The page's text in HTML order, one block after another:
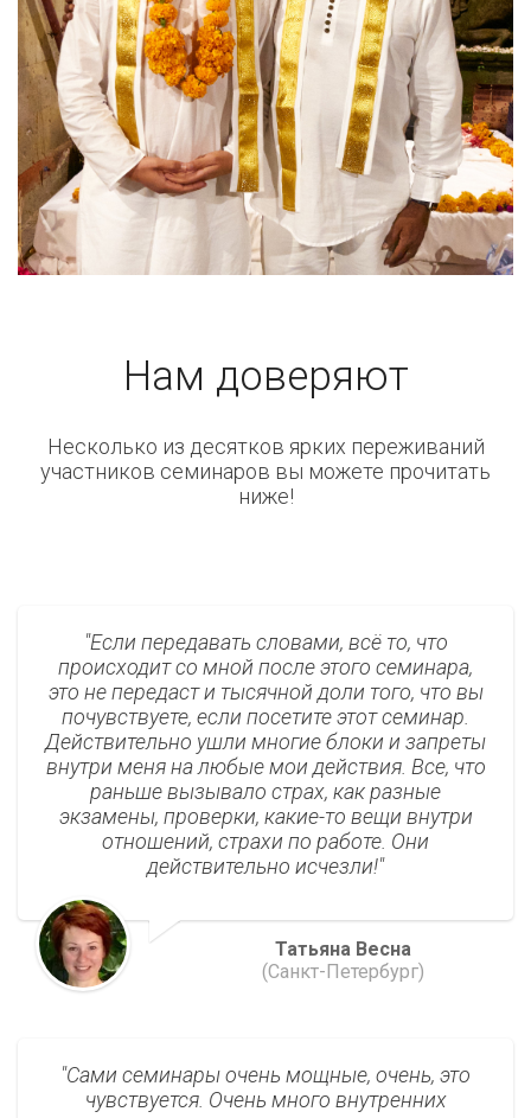
Нам доверяют
Несколько из десятков ярких переживаний
участников семинаров вы можете прочитать
ниже!
Если передавать словами, всё то, что
происходит со мной после этого семинара,
это не передаст и тысячной доли того, что вы
почувствуете, если посетите этот семинар.
Действительно ушли многие блоки и запреты
внутри меня на любые мои действия. Все, что
раньше вызывало страх, как разные
экзамены, проверки, какие-то вещи внутри
отношений, страхи по работе. Они
действительно исчезли!
Татьяна Весна
(Санкт-Петербург)
Сами семинары очень мощные, очень, это
чувствуется. Очень много внутренних